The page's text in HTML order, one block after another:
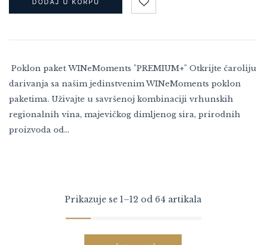
Poklon paket WINeMoments "PREMIUM+" Otkrijte čaroliju
darivanja sa našim jedinstvenim WINeMoments poklon
paketima. Uživajte u savršenoj kombinaciji vrhunskih
regionalnih vina, majevičkog dimljenog sira, prirodnih
proizvoda od…
Prikazuje se 1–12 od 64 artikala